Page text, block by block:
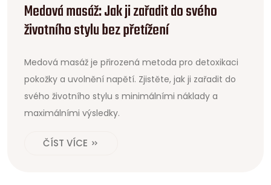
Medová masáž: Jak ji zařadit do svého
životního stylu bez přetížení
Medová masáž je přirozená metoda pro detoxikaci
pokožky a uvolnění napětí. Zjistěte, jak ji zařadit do
svého životního stylu s minimálními náklady a
maximálními výsledky.
ČÍST VÍCE